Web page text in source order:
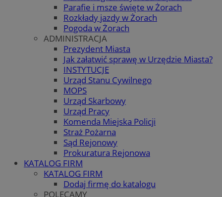
Parafie i msze święte w Żorach
Rozkłady jazdy w Żorach
Pogoda w Żorach
ADMINISTRACJA
Prezydent Miasta
Jak załatwić sprawę w Urzędzie Miasta?
INSTYTUCJE
Urząd Stanu Cywilnego
MOPS
Urząd Skarbowy
Urząd Pracy
Komenda Miejska Policji
Straż Pożarna
Sąd Rejonowy
Prokuratura Rejonowa
KATALOG FIRM
KATALOG FIRM
Dodaj firmę do katalogu
POLECAMY